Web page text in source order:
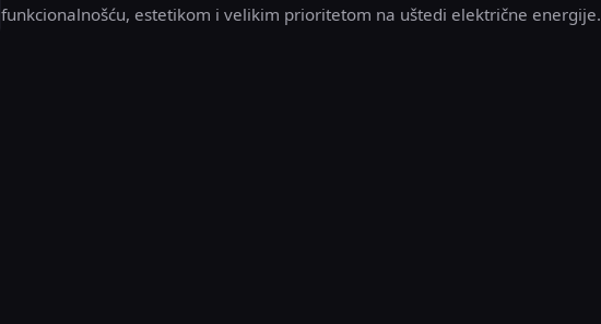
funkcionalnošću, estetikom i velikim prioritetom na uštedi električne energije.